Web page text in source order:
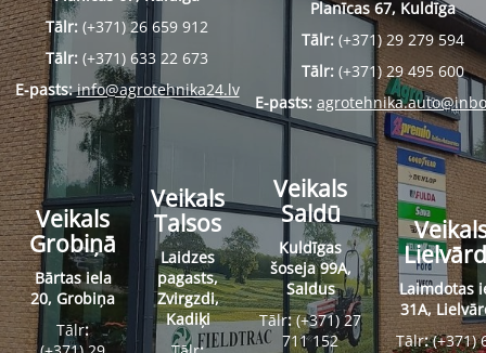
Tālr: (+371) 26 659 912
Tālr: (+371) 633 22 673
E-pasts:info@agrotehnika24.lv
Planīcas 67, Kuldīga
Tālr: (+371) 29 279 594
Tālr: (+371) 29 495 600
E-pasts:
Veikals
Grobiņā
Bārtas iela
20, Grobiņa
Tālr:
Veikals
Talsos
Laidzes
pagasts,
Zvirgzdi,
Kadiķi
Veikals
Saldū
Kuldīgas
šoseja 99A,
Saldus
Tālr:(+371) 27
711 152
Laimdotas
31A,
Tālr:(+371)